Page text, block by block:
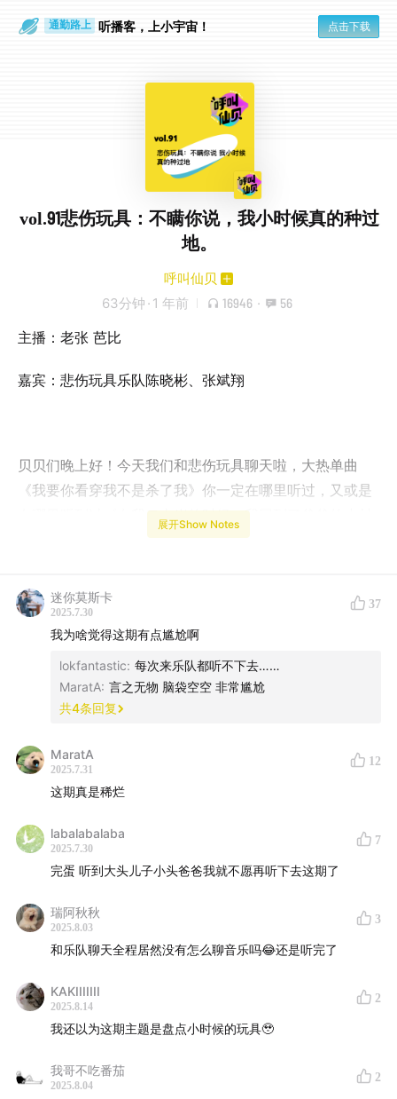
通勤路上 听播客，上小宇宙！ 点击下载
vol.91悲伤玩具：不瞒你说，我小时候真的种过
地。
呼叫仙贝
63分钟 · 1 年前 16946 · 56
主播：老张 芭比
嘉宾：悲伤玩具乐队陈晓彬、张斌翔
贝贝们晚上好！今天我们和悲伤玩具聊天啦，大热单曲
《我要你看穿我不是杀了我》你一定在哪里听过，又或是
在哪里听到过《在我二十岁的时候，我回到了爸爸的小村
庄，那是我的乌托邦》，都是悲伤玩具的作品，现在他们
会约了一次节目，聊得好轻松！让我们一起回到小时候，
回到无忧无虑的乌托邦～
听歌用什么？MP3还是MP4，手机还是电脑？有没有全班
传阅过斗罗大陆？
有没有怕被家长发现，给大屁股电视疯狂降温？
你的童年记忆是什么呢？
展开Show Notes
迷你莫斯卡
2025.7.30
37
我为啥觉得这期有点尴尬啊
lokfantastic: 每次来乐队都听不下去……
MaratA: 言之无物 脑袋空空 非常尴尬
共4条回复
MaratA
2025.7.31
12
这期真是稀烂
labalabalaba
2025.7.30
7
完蛋 听到大头儿子小头爸爸我就不愿再听下去这期了
瑞阿秋秋
2025.8.03
3
和乐队聊天全程居然没有怎么聊音乐吗😂还是听完了
KAKIIIIIII
2025.8.14
2
我还以为这期主题是盘点小时候的玩具🥹
我哥不吃番茄
2025.8.04
2